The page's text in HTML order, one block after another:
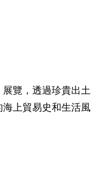
覽，透過珍貴出土
上貿易史和生活風